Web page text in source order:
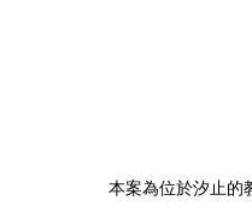
本案為位於汐止的